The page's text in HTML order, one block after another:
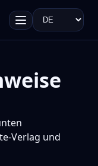
Sprache
Verlag und